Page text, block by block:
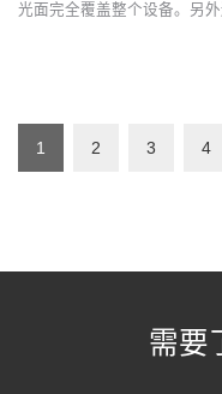
光面完全覆盖整个设备。另
1 2 3 4
需要